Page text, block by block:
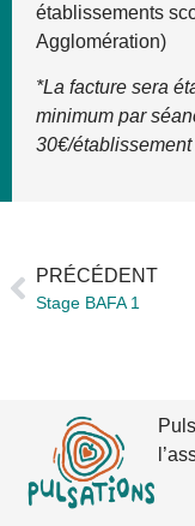
établissements
Agglomération)
*La facture sera
minimum par
30€/
PRÉCÉDENT
Stage BAFA 1